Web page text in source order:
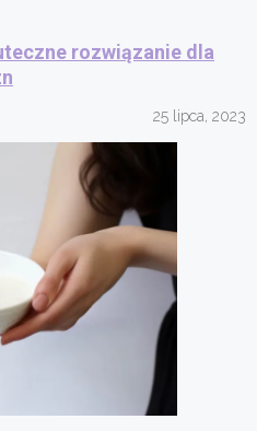
rozwiązanie dla
25 lipca, 2023